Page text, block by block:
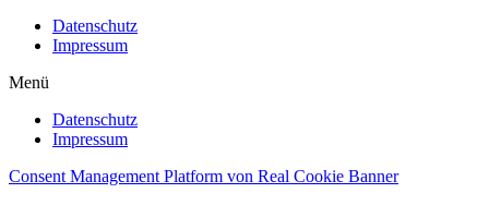
Datenschutz
Impressum
Menü
Datenschutz
Impressum
Consent Management Platform von Real Cookie Banner